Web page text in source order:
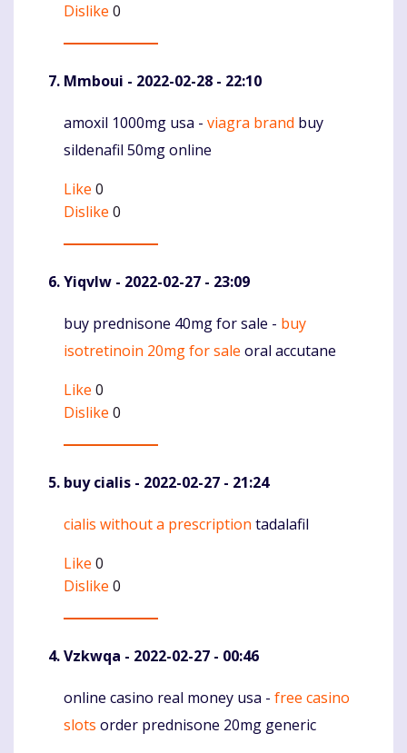
Dislike 0
Mmboui - 2022-02-28 - 22:10
Komentaras
amoxil 1000mg usa - viagra brand buy
sildenafil 50mg online
Like 0
Dislike 0
Yiqvlw - 2022-02-27 - 23:09
Komentaras
buy prednisone 40mg for sale - buy
isotretinoin 20mg for sale oral accutane
Like 0
Dislike 0
buy cialis - 2022-02-27 - 21:24
Komentaras
cialis without a prescription tadalafil
Like 0
Dislike 0
Vzkwqa - 2022-02-27 - 00:46
Komentaras
online casino real money usa - free casino
slots order prednisone 20mg generic